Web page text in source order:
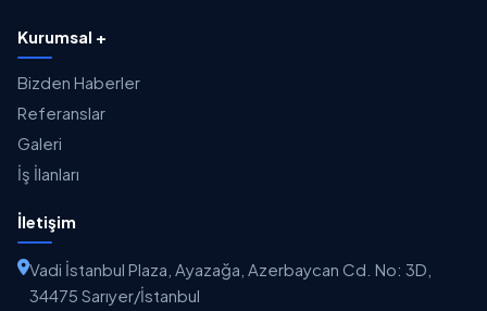
Kurumsal +
Bizden Haberler
Referanslar
Galeri
İş İlanları
İletişim
Vadi İstanbul Plaza, Ayazağa, Azerbaycan Cd. No: 3D,
34475 Sarıyer/İstanbul